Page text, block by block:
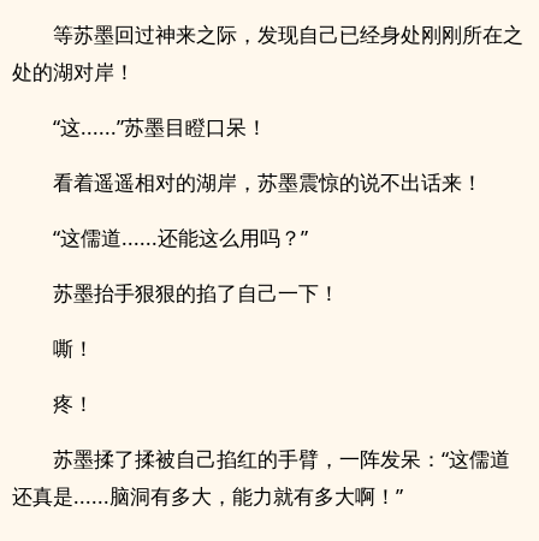
等苏墨回过神来之际，发现自己已经身处刚刚所在之
处的湖对岸！
“这......”苏墨目瞪口呆！
看着遥遥相对的湖岸，苏墨震惊的说不出话来！
“这儒道......还能这么用吗？”
苏墨抬手狠狠的掐了自己一下！
嘶！
疼！
苏墨揉了揉被自己掐红的手臂，一阵发呆：“这儒道
还真是......脑洞有多大，能力就有多大啊！”